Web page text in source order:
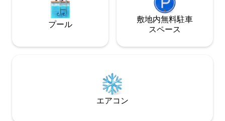
プール
敷地内無料駐⁠車
ス⁠ペ⁠ー⁠ス
エアコン